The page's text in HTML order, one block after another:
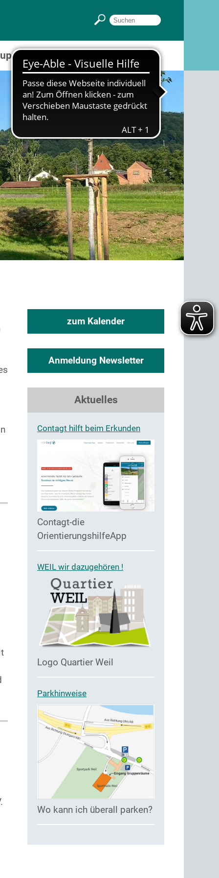
zum Kalender
Anmeldung Newsletter
Aktuelles
Contagt hilft beim Erkunden
Contagt-die
OrientierungshilfeApp
WEIL wir dazugehören !
Logo Quartier Weil
Parkhinweise
Wo kann ich überall parken?